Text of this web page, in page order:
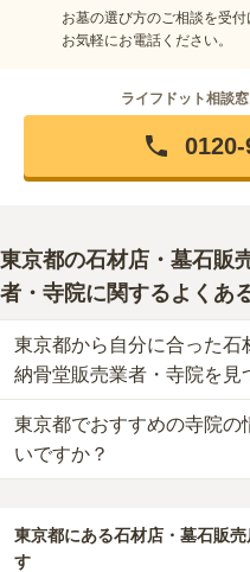
お墓の選び方のご相談を受付
お気軽にお電話ください。
ライフドット相談
東京都の石材店・墓石販
者・寺院に関するよくあ
東京都から自分に合った石
納骨堂販売業者・寺院を見
東京都で自分に合った業者を
ことが大切です。
なぜなら供養の種類ごとに、
例えば、墓石のお墓で供養を
店」、お墓の後継ぎに心配が
東京都でおすすめの寺院の
いですか？
方針や考え」「立地（通いや
切です。
東京都にある石材店・墓石販
す